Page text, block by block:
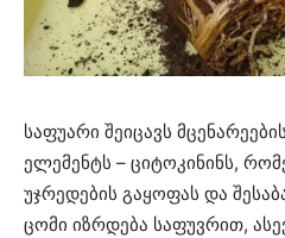
საფუარი შეიცავს
ელემენტს – ციტოკინინს,
უჯრედების გაყოფას და
ცომი იზრდება საფუვრით,